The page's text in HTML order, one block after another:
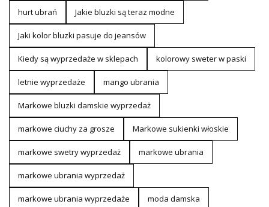
hurt ubrań Jakie bluzki są teraz modne
Jaki kolor bluzki pasuje do jeansów
Kiedy są wyprzedaże w sklepach kolorowy sweter w paski
letnie wyprzedaże mango ubrania
Markowe bluzki damskie wyprzedaż
markowe ciuchy za grosze Markowe sukienki włoskie
markowe swetry wyprzedaż markowe ubrania
markowe ubrania wyprzedaż
markowe ubrania wyprzedaże moda damska